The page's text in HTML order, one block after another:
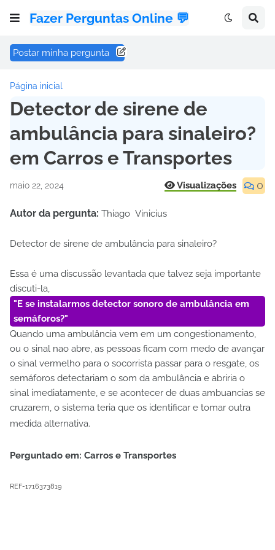
Fazer Perguntas Online 💬
Postar minha pergunta
Página inicial
Detector de sirene de
ambulância para sinaleiro?
em Carros e Transportes
maio 22, 2024 Visualizações 0
Autor da pergunta: Thiago Vinicius
Detector de sirene de ambulância para sinaleiro?
Essa é uma discussão levantada que talvez seja importante
discuti-la,
E se instalarmos detector sonoro de ambulância em
semáforos?
Quando uma ambulância vem em um congestionamento,
ou o sinal nao abre, as pessoas ficam com medo de avançar
o sinal vermelho para o socorrista passar para o resgate, os
semáforos detectariam o som da ambulância e abriria o
sinal imediatamente, e se acontecer de duas ambuancias se
cruzarem, o sistema teria que os identificar e tomar outra
medida alternativa.
Perguntado em: Carros e Transportes
REF-1716373819